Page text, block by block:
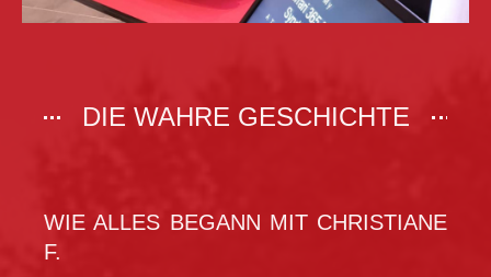
DIE WAHRE GESCHICHTE
WIE ALLES BEGANN MIT CHRISTIANE
F.